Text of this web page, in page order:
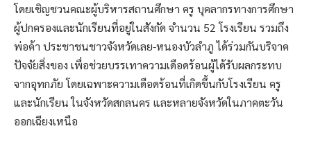
โดยเชิญชวนคณะผู้บริหารสถานศึกษา ครู บุคลากรทางการศึกษา
ผู้ปกครองและนักเรียนที่อยู่ในสังกัด จำนวน 52 โรงเรียน รวมถึง
พ่อค้า ประชาชนชาวจังหวัดเลย-หนองบัวลำภู ได้ร่วมกันบริจาค
ปัจจัยสิ่งของ เพื่อช่วยบรรเทาความเดือดร้อนผู้ได้รับผลกระทบ
จากอุทกภัย โดยเฉพาะความเดือดร้อนที่เกิดขึ้นกับโรงเรียน ครู
และนักเรียน ในจังหวัดสกลนคร และหลายจังหวัดในภาคตะวัน
ออกเฉียงเหนือ